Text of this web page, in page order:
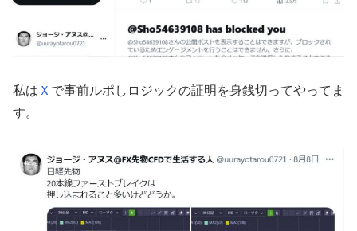
私は Ｘ で事前ルポしロジックの証明を身銭切ってやってま
す。